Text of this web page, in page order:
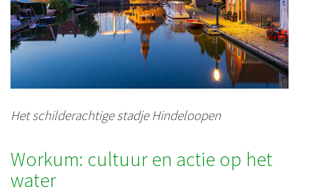
Het schilderachtige stadje Hindeloopen
Workum: cultuur en actie op het
water